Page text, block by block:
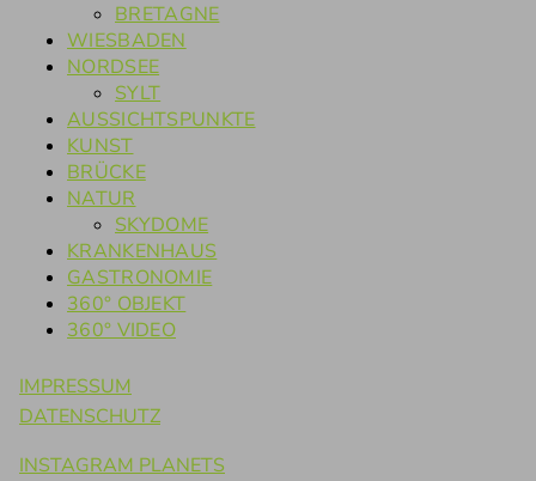
BRETAGNE
WIESBADEN
NORDSEE
SYLT
AUSSICHTSPUNKTE
KUNST
BRÜCKE
NATUR
SKYDOME
KRANKENHAUS
GASTRONOMIE
360° OBJEKT
360° VIDEO
IMPRESSUM
DATENSCHUTZ
INSTAGRAM PLANETS